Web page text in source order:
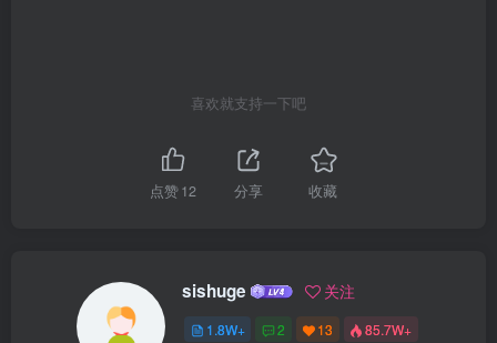
喜欢就支持一下吧
点赞12 分享 收藏
sishuge 关注
1.8W+ 2 13 85.7W+